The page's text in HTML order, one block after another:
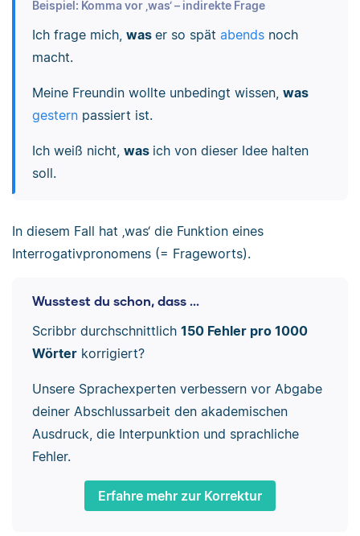
Beispiel: Komma vor ‚was‘ – indirekte Frage
Ich frage mich, was er so spät abendsnoch
macht.
Meine Freundin wollte unbedingt wissen, was
gesternpassiert ist.
Ich weiß nicht, was ich von dieser Idee halten
soll.
In diesem Fall hat ‚was‘ die Funktion eines
Interrogativpronomens (= Frageworts).
Wusstest du schon, dass ...
Scribbr durchschnittlich 150 Fehler pro 1000
Wörterkorrigiert?
Unsere Sprachexperten verbessern vor Abgabe
deiner Abschlussarbeit den akademischen
Ausdruck, die Interpunktion und sprachliche
Fehler.
Erfahre mehr zur Korrektur